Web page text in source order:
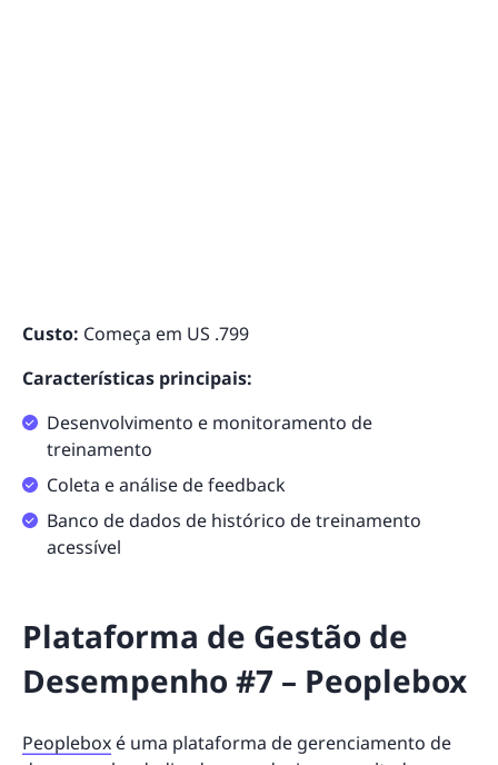
Custo: Começa em US .799
Características principais:
Desenvolvimento e monitoramento de
treinamento
Coleta e análise de feedback
Banco de dados de histórico de treinamento
acessível
Plataforma de Gestão de
Desempenho #7 – Peoplebox
Peoplebox é uma plataforma de gerenciamento de